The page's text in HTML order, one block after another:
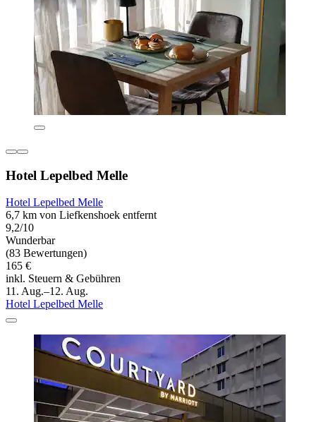
Hotel Lepelbed Melle
Hotel Lepelbed Melle
6,7 km von Liefkenshoek entfernt
9,2/10
Wunderbar
(83 Bewertungen)
165 €
inkl. Steuern & Gebühren
11. Aug.–12. Aug.
Hotel Lepelbed Melle